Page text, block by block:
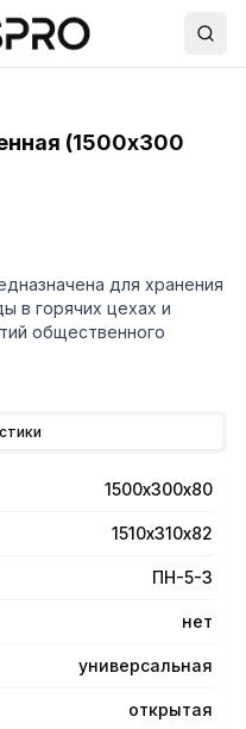
(1500х300
для хранения
в горячих цехах и
общественного
поставки не входят,
1500х300х80
1510х310х82
ПН-5-3
нет
универсальная
открытая